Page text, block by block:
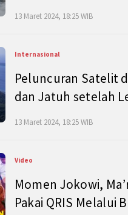
13 Maret 2024, 18:25 WIB
Internasional
Peluncuran Satelit
dan Jatuh setelah
13 Maret 2024, 18:25 WIB
Video
Momen Jokowi,
Pakai QRIS Melalui